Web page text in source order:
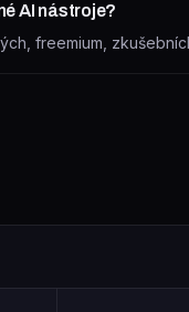
AI nástroje?
freemium,